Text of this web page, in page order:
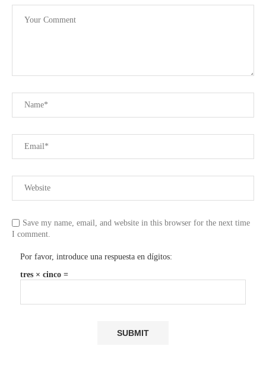
Save my name, email, and website in this browser for the next time
I comment.
Por favor, introduce una respuesta en dígitos:
tres × cinco =